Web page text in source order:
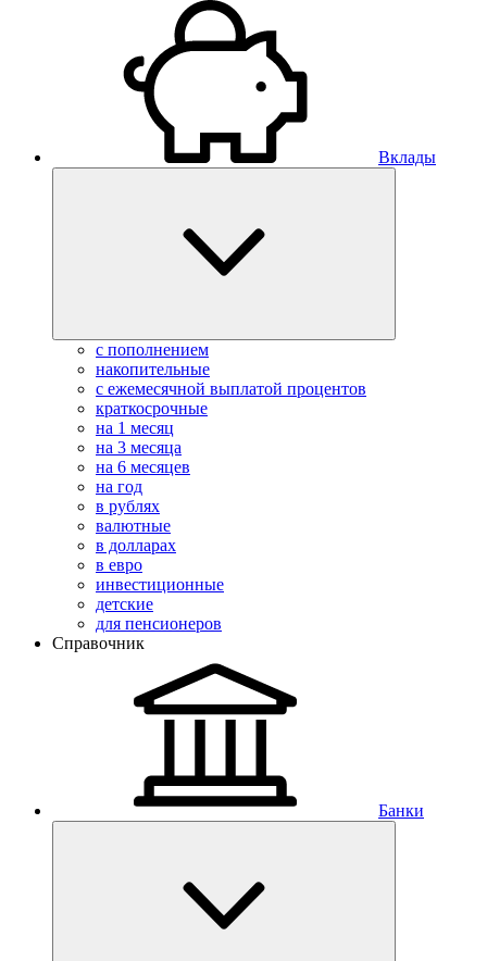
Вклады
с пополнением
накопительные
с ежемесячной выплатой процентов
краткосрочные
на 1 месяц
на 3 месяца
на 6 месяцев
на год
в рублях
валютные
в долларах
в евро
инвестиционные
детские
для пенсионеров
Справочник
Банки